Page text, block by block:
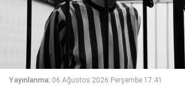
Yayınlanma: 06 Ağustos 2026 Perşembe 17:41